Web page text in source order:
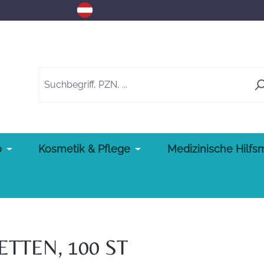
Kosmetik & Pflege Medizinische
100 ST